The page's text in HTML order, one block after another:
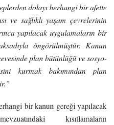
dolayı herhangi bir afette
ve sağlıklı yaşam çevrelerinin
yapılacak uygulamaların bir
öngörülmüştür. Kanun
plan bütünlüğü ve sosyo-
kurmak bakımından plan
bir kanun gereği yapılacak
kısıtlamaların